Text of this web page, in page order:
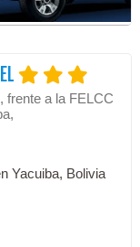
frente a la FELCC
Yacuiba, Bolivia